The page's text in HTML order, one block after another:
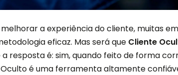
a experiência do cliente, muitas
eficaz. Mas será que Cliente
resposta é: sim, quando feito de forma
é uma ferramenta altamente